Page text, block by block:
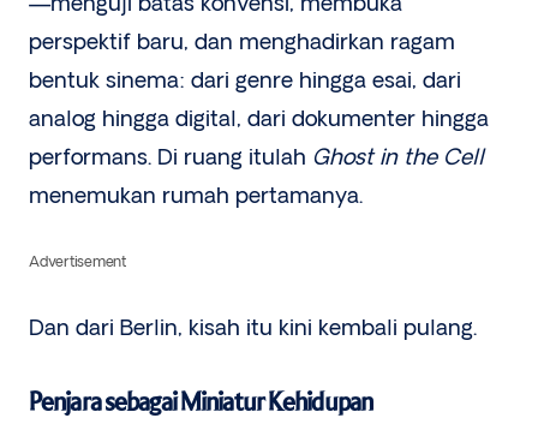
perspektif baru, dan menghadirkan ragam
bentuk sinema: dari genre hingga esai, dari
analog hingga digital, dari dokumenter hingga
performans. Di ruang itulah Ghost in the Cell
menemukan rumah pertamanya.
Advertisement
Dan dari Berlin, kisah itu kini kembali pulang.
Penjara sebagai Miniatur Kehidupan